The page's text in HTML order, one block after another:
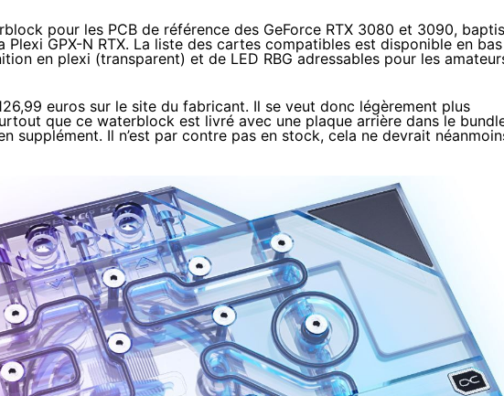
pour les PCB de référence des GeForce RTX 3080 et 3090,
GPX-N RTX. La liste des cartes compatibles est disponible en bas
en plexi (transparent) et de LED RBG adressables pour les
euros sur le site du fabricant. Il se veut donc légèrement plus
que ce waterblock est livré avec une plaque arrière dans le
supplément. Il n’est par contre pas en stock, cela ne devrait